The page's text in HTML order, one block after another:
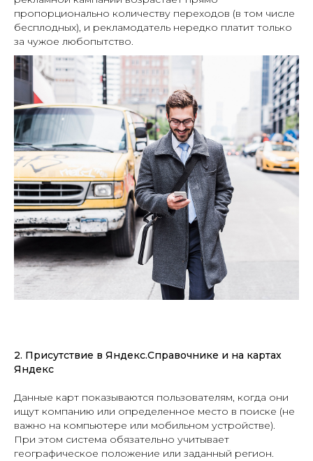
пропорционально количеству переходов (в том числе
бесплодных), и рекламодатель нередко платит только
за чужое любопытство.
2. Присутствие в Яндекс.Справочнике и на картах
Яндекс
Данные карт показываются пользователям, когда они
ищут компанию или определенное место в поиске (не
важно на компьютере или мобильном устройстве).
При этом система обязательно учитывает
географическое положение или заданный регион.